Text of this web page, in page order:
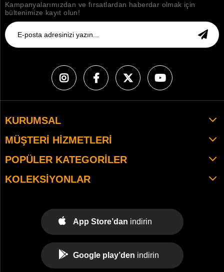
Kampanyalarımızdan ve fırsatlardan haberdar olmak için
bültenimize kayıt olun!
KURUMSAL
MÜŞTERI HIZMETLERI
POPÜLER KATEGORILER
KOLEKSIYONLAR
App Store’dan indirin
Google play’den indirin